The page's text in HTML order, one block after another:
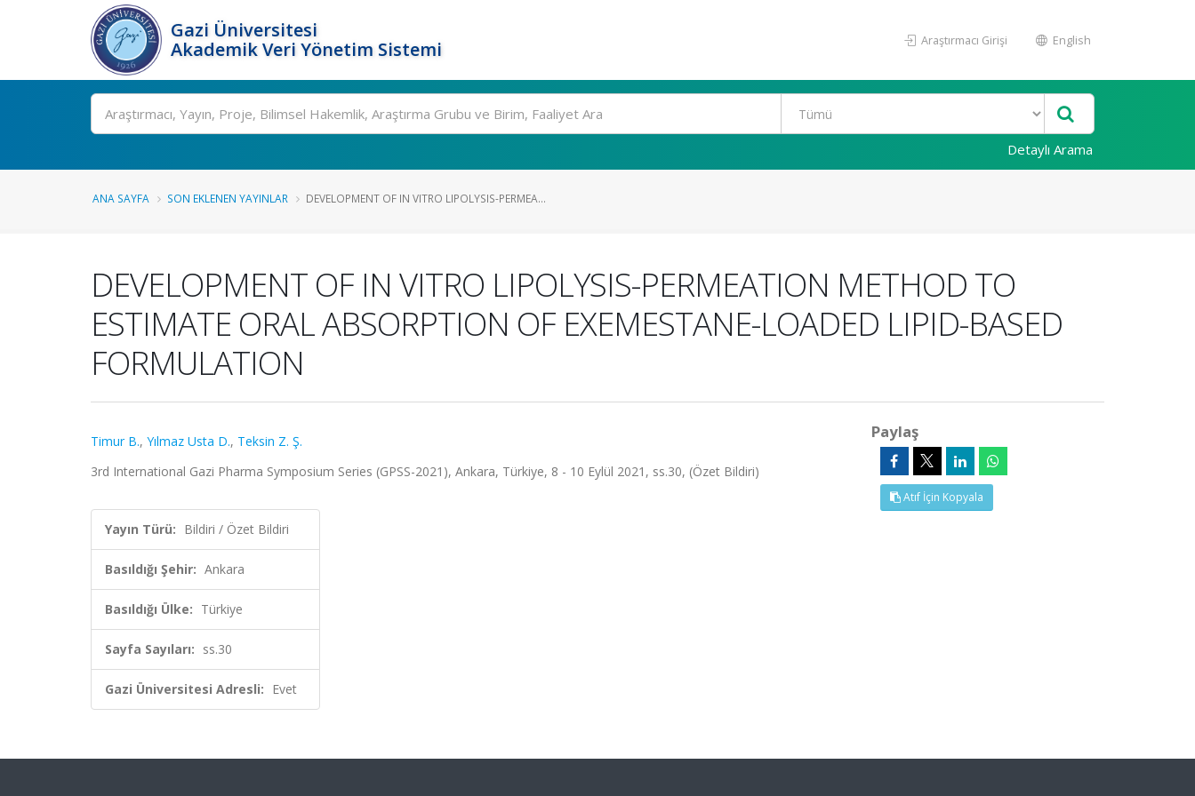
Gazi Üniversitesi
Akademik Veri Yönetim Sistemi
Araştırmacı Girişi English
Ara
Detaylı Arama
ANA SAYFA SON EKLENEN YAYINLAR DEVELOPMENT OF IN VITRO LIPOLYSIS-PERMEA...
DEVELOPMENT OF IN VITRO LIPOLYSIS-PERMEATION METHOD TO
ESTIMATE ORAL ABSORPTION OF EXEMESTANE-LOADED LIPID-BASED
FORMULATION
Timur B., Yılmaz Usta D., Teksin Z. Ş.
3rd International Gazi Pharma Symposium Series (GPSS-2021), Ankara, Türkiye, 8 - 10 Eylül 2021, ss.30, (Özet Bildiri)
Yayın Türü: Bildiri / Özet Bildiri
Basıldığı Şehir: Ankara
Basıldığı Ülke: Türkiye
Sayfa Sayıları: ss.30
Gazi Üniversitesi Adresli: Evet
Paylaş
Atıf İçin Kopyala